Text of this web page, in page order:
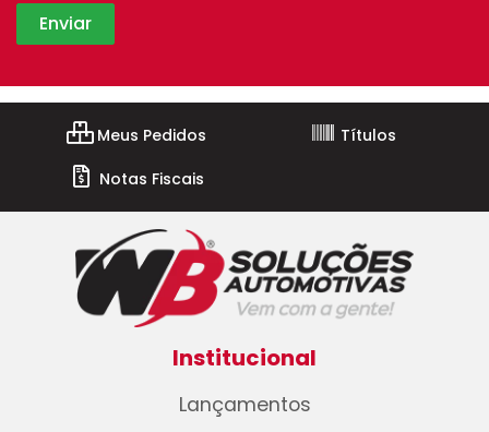
Meus Pedidos
Títulos
Notas Fiscais
Institucional
Lançamentos